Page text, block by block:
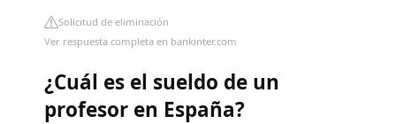
Solicitud de eliminación
Ver respuesta completa en bankinter.com
¿Cuál es el sueldo de un
profesor en España?